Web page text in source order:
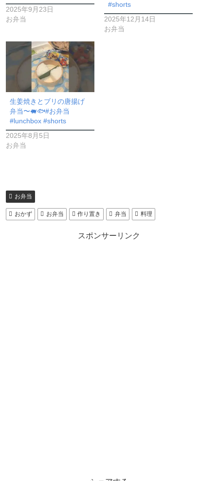
2025年9月23日
お弁当
#shorts
2025年12月14日
お弁当
生姜焼きとブリの唐揚げ
弁当〜🐖🐟#お弁当
#lunchbox #shorts
2025年8月5日
お弁当
お弁当
おかず お弁当 作り置き 弁当 料理
スポンサーリンク